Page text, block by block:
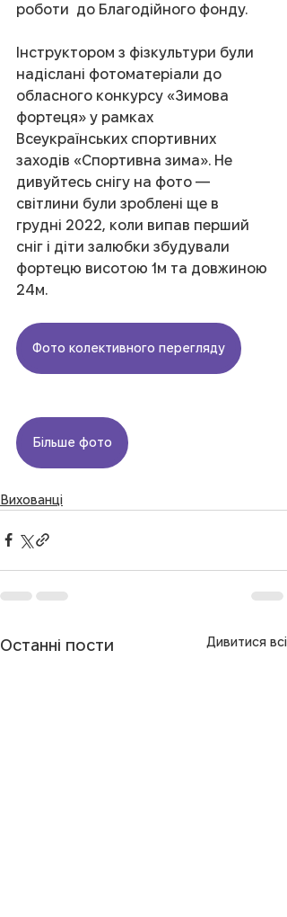
роботи  до Благодійного фонду.
Інструктором з фізкультури були
надіслані фотоматеріали до
обласного конкурсу «Зимова
фортеця» у рамках
Всеукраїнських спортивних
заходів «Спортивна зима». Не
дивуйтесь снігу на фото —
світлини були зроблені ще в
грудні 2022, коли випав перший
сніг і діти залюбки збудували
фортецю висотою 1м та довжиною
24м.
Фото колективного перегляду
Більше фото
Вихованці
Останні пости Дивитися всі